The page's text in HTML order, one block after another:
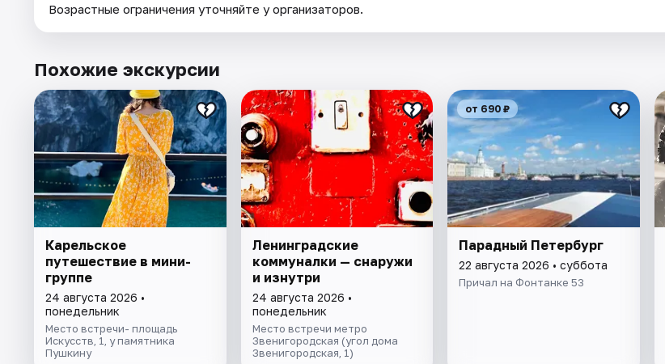
Возрастные ограничения уточняйте у организаторов.
Похожие экскурсии
Карельское
путешествие в мини-
группе
24 августа 2026 •
понедельник
Место встречи- площадь
Искусств, 1, у памятника
Пушкину
Ленинградские
коммуналки — снаружи
и изнутри
24 августа 2026 •
понедельник
Место встречи метро
Звенигородская (угол дома
Звенигородская, 1)
от 690 ₽
Парадный Петербург
22 августа 2026 • суббота
Причал на Фонтанке 53